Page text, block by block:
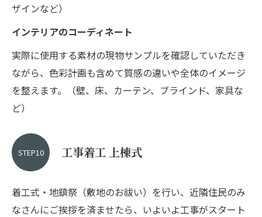
ザインなど）
インテリアのコーディネート
実際に使用する素材の現物サンプルを確認していただき
ながら、色彩計画も含めて質感の違いや全体のイメージ
を整えます。（壁、床、カーテン、ブラインド、家具な
ど）
工事着工 上棟式
STEP10
着工式・地鎮祭（敷地のお祓い）を行い、近隣住民のみ
なさんにご挨拶を済ませたら、いよいよ工事がスタート